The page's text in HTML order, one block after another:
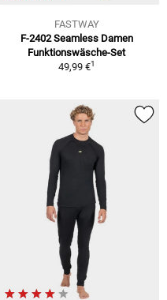
FASTWAY
F-2402 Seamless Damen
Funktionswäsche-Set
49,99 €1